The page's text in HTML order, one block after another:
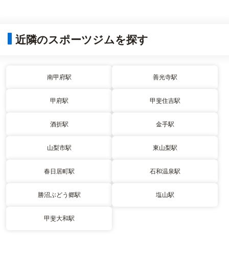
近隣のスポーツジムを探す
南甲府駅 善光寺駅
甲府駅 甲斐住吉駅
酒折駅 金手駅
山梨市駅 東山梨駅
春日居町駅 石和温泉駅
勝沼ぶどう郷駅 塩山駅
甲斐大和駅